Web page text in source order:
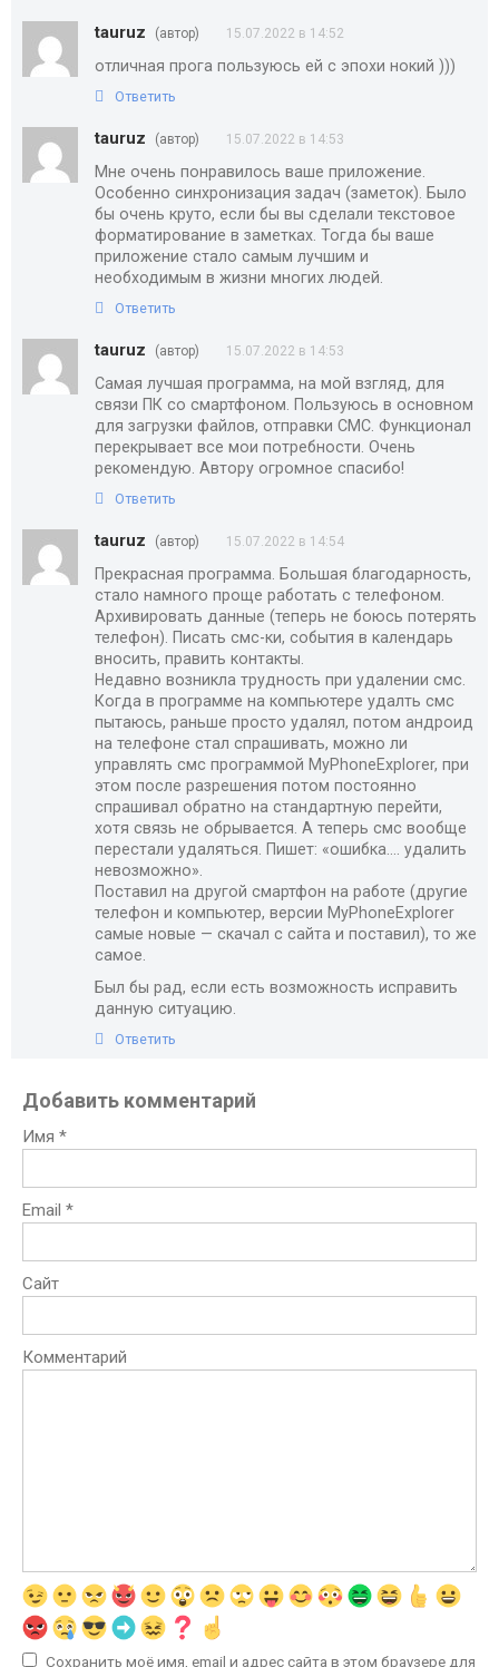
tauruz (автор) 15.07.2022 в 14:52
отличная прога пользуюсь ей с эпохи нокий )))
Ответить
tauruz (автор) 15.07.2022 в 14:53
Мне очень понравилось ваше приложение.
Особенно синхронизация задач (заметок). Было
бы очень круто, если бы вы сделали текстовое
форматирование в заметках. Тогда бы ваше
приложение стало самым лучшим и
необходимым в жизни многих людей.
Ответить
tauruz (автор) 15.07.2022 в 14:53
Самая лучшая программа, на мой взгляд, для
связи ПК со смартфоном. Пользуюсь в основном
для загрузки файлов, отправки СМС. Функционал
перекрывает все мои потребности. Очень
рекомендую. Автору огромное спасибо!
Ответить
tauruz (автор) 15.07.2022 в 14:54
Прекрасная программа. Большая благодарность,
стало намного проще работать с телефоном.
Архивировать данные (теперь не боюсь потерять
телефон). Писать смс-ки, события в календарь
вносить, править контакты.
Недавно возникла трудность при удалении смс.
Когда в программе на компьютере удалть смс
пытаюсь, раньше просто удалял, потом андроид
на телефоне стал спрашивать, можно ли
управлять смс программой MyPhoneExplorer, при
этом после разрешения потом постоянно
спрашивал обратно на стандартную перейти,
хотя связь не обрывается. А теперь смс вообще
перестали удаляться. Пишет: «ошибка…. удалить
невозможно».
Поставил на другой смартфон на работе (другие
телефон и компьютер, версии MyPhoneExplorer
самые новые — скачал с сайта и поставил), то же
самое.
Был бы рад, если есть возможность исправить
данную ситуацию.
Ответить
Добавить комментарий
Имя *
Email *
Сайт
Комментарий
Сохранить моё имя, email и адрес сайта в этом браузере для